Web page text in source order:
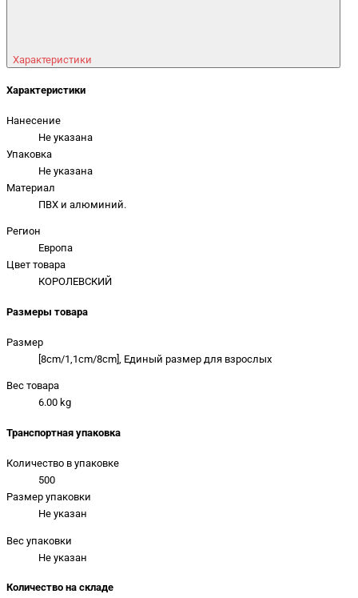
Характеристики
Характеристики
Нанесение
Не указана
Упаковка
Не указана
Материал
ПВХ и алюминий.
Регион
Европа
Цвет товара
КОРОЛЕВСКИЙ
Размеры товара
Размер
[8cm/1,1cm/8cm], Единый размер для взрослых
Вес товара
6.00 kg
Транспортная упаковка
Количество в упаковке
500
Размер упаковки
Не указан
Вес упаковки
Не указан
Количество на складе